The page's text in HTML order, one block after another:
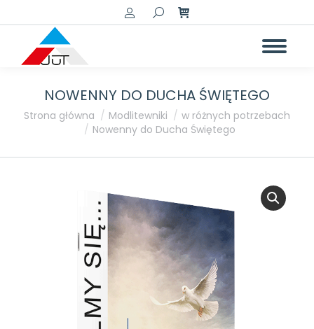
Szukaj:
NOWENNY DO DUCHA ŚWIĘTEGO
Jesteś tutaj:
Strona główna Modlitewniki
w różnych potrzebach
Nowenny do Ducha Świętego